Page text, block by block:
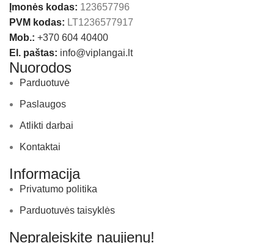
Įmonės kodas: 123657796
PVM kodas: LT1236577917
Mob.: +370 604 40400
El. paštas: info@viplangai.lt
Nuorodos
Parduotuvė
Paslaugos
Atlikti darbai
Kontaktai
Informacija
Privatumo politika
Parduotuvės taisyklės
Nepraleiskite naujienų!